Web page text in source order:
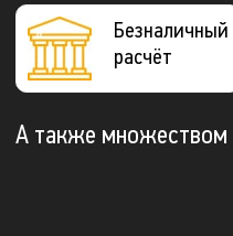
Безналичный
расчёт
А также множеством